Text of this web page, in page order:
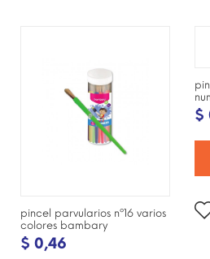
pincel parvularios nº16 varios
colores bambary
$ 0,46
$